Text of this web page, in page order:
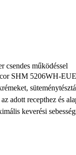
csendes működéssel
SHM 5206WH-
adott recepthez és
keverési